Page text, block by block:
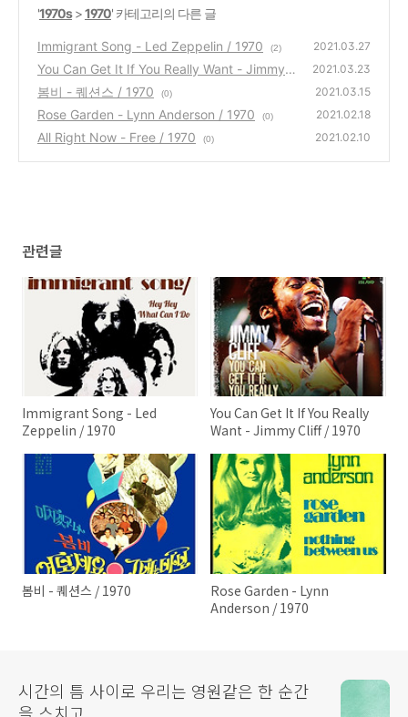
'1970s>1970' 카테고리의 다른 글
Immigrant Song - Led Zeppelin / 1970 (2) 2021.03.27
You Can Get It If You Really Want - Jimmy C
liff / 1970
(0)
2021.03.23
봄비 - 퀘션스 / 1970 (0) 2021.03.15
Rose Garden - Lynn Anderson / 1970 (0) 2021.02.18
All Right Now - Free / 1970 (0) 2021.02.10
관련글
Immigrant Song - Led
Zeppelin / 1970
You Can Get It If You Really
Want - Jimmy Cliff / 1970
봄비 - 퀘션스 / 1970
Rose Garden - Lynn
Anderson / 1970
시간의 틈 사이로 우리는 영원같은 한 순간